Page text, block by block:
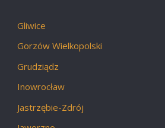
Gliwice
Gorzów Wielkopolski
Grudziądz
Inowrocław
Jastrzębie-Zdrój